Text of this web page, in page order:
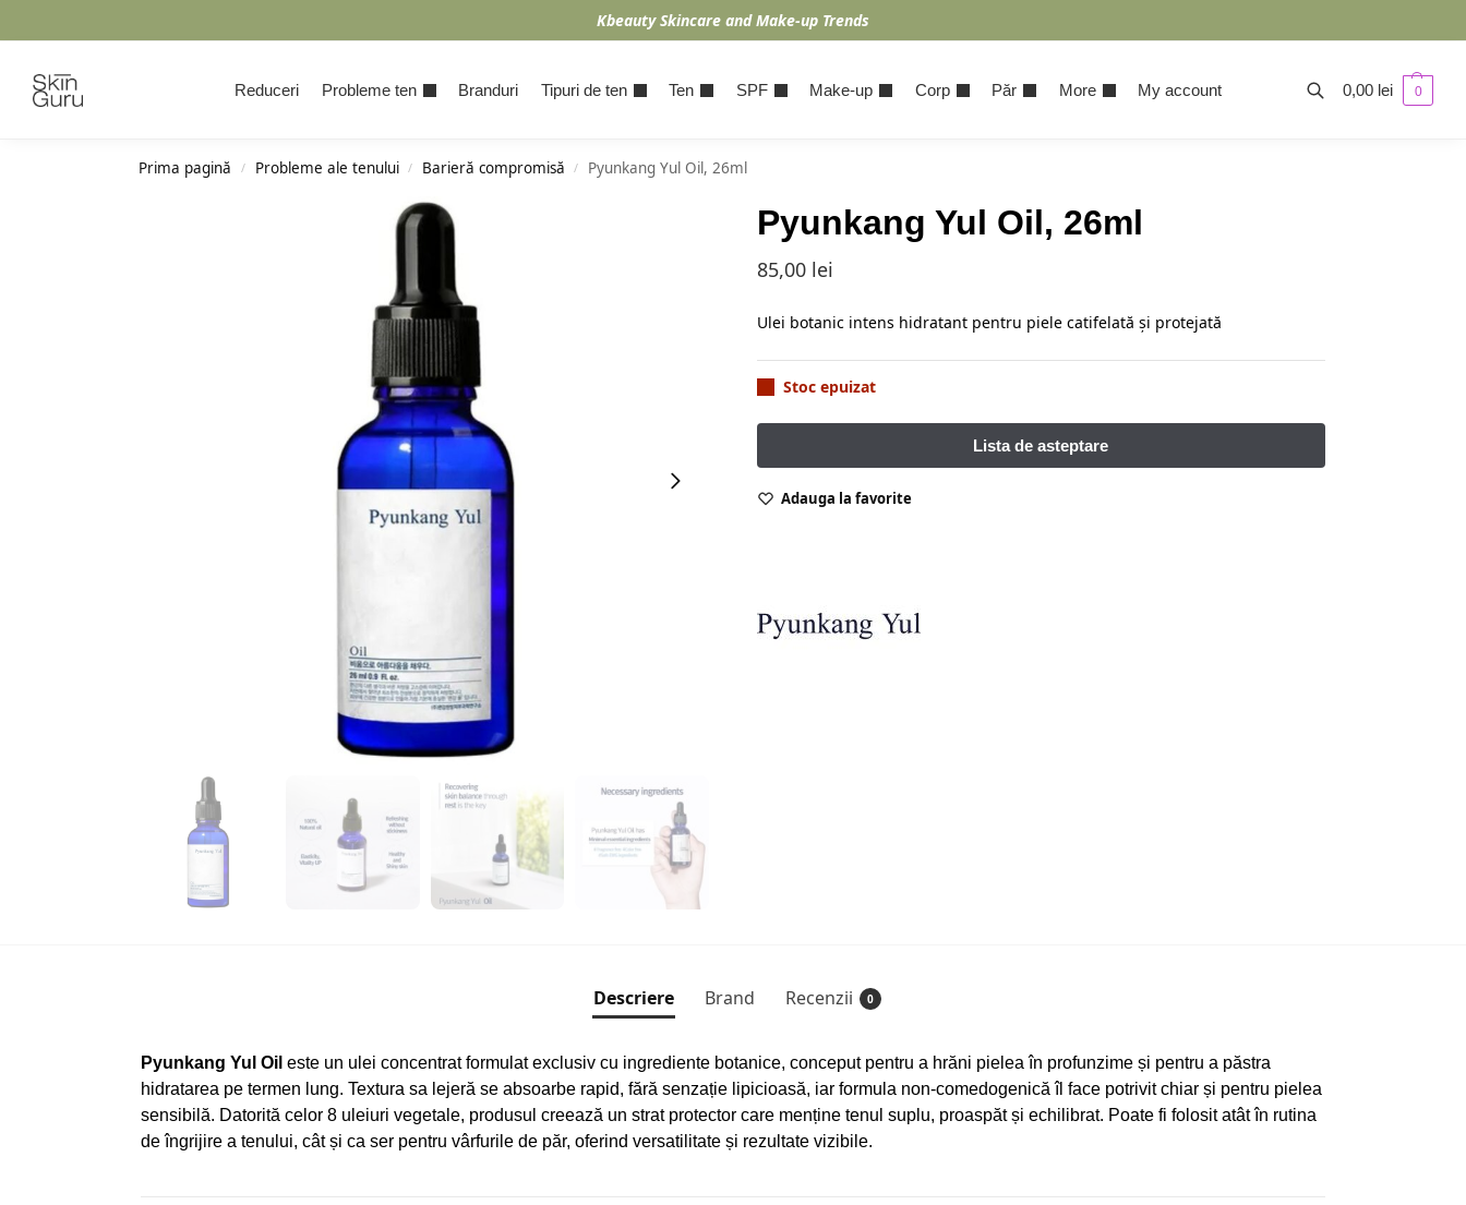
Kbeauty Skincare and Make-up Trends
Reduceri Probleme ten Branduri Tipuri de ten Ten SPF Make-up Corp Păr More My account 0,00 lei 0
Prima pagină / Probleme ale tenului / Barieră compromisă / Pyunkang Yul Oil, 26ml
Pyunkang Yul Oil, 26ml
85,00 lei
Ulei botanic intens hidratant pentru piele catifelată și protejată
Stoc epuizat
Adauga la favorite
Descriere Brand Recenzii 0
Pyunkang Yul Oil este un ulei concentrat formulat exclusiv cu ingrediente botanice, conceput pentru a hrăni pielea în profunzime și pentru a păstra
hidratarea pe termen lung. Textura sa lejeră se absoarbe rapid, fără senzație lipicioasă, iar formula non-comedogenică îl face potrivit chiar și pentru pielea
sensibilă. Datorită celor 8 uleiuri vegetale, produsul creează un strat protector care menține tenul suplu, proaspăt și echilibrat. Poate fi folosit atât în rutina
de îngrijire a tenului, cât și ca ser pentru vârfurile de păr, oferind versatilitate și rezultate vizibile.